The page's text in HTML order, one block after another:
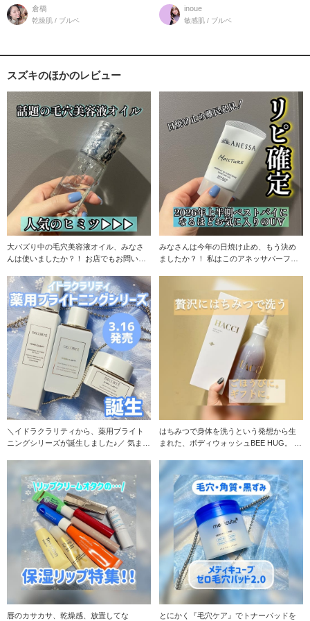
リップ
倉橋
乾燥肌 / ブルベ
とした
inoue
敏感肌 / ブルベ
スズキのほかのレビュー
大バズり中の毛穴美容液オイル、みなさ
んは使いましたか？！ お店でもお問い合
みなさんは今年の日焼け止め、もう決め
ましたか？！ 私はこのアネッサパーフェ
＼イドラクラリティから、薬用ブライト
ニングシリーズが誕生しました♪／ 気まぐ
はちみつで身体を洗うという発想から生
まれた、ボディウォッシュBEE HUG。 み
唇のカサカサ、乾燥感、放置してな とにかく『毛穴ケア』でトナーパッドを